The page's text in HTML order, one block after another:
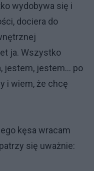
wydobywa się i
dociera do
ja. Wszystko
jestem, jestem… po
i wiem, że chcę
kęsa wracam
się uważnie: